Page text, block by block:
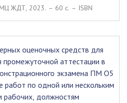
ЖДТ, 2023. – 60 c. – ISBN
оценочных средств для
промежуточной аттестации в
экзамена ПМ О5
работ по одной или нескольким
рабочих, должностям